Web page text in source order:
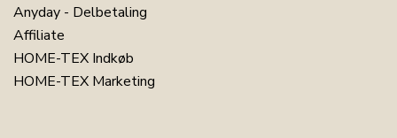
Anyday - Delbetaling
Affiliate
HOME-TEX Indkøb
HOME-TEX Marketing